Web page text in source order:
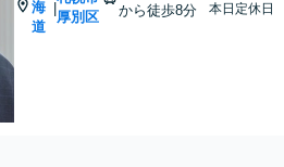
海
道
|
厚別区
から徒歩8分
本日定休日